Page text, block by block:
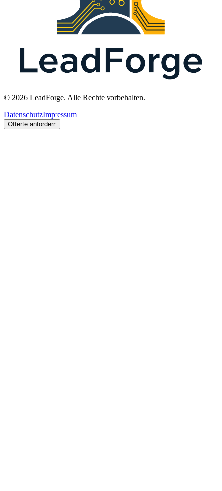
© 2026 LeadForge. Alle Rechte vorbehalten.
DatenschutzImpressum
Offerte anfordern